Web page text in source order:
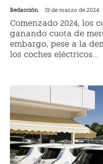
Redacción - 19 de marzo de 2024
Comenzado 2024, los
ganando cuota de
embargo, pese a la
los coches eléctricos...